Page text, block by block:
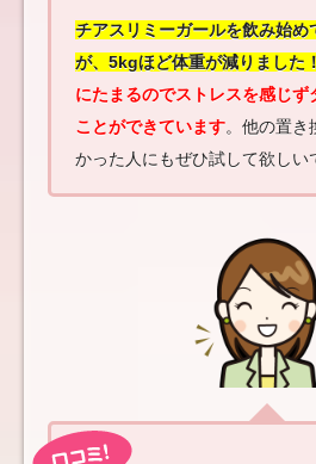
チアスリミーガールを飲み始め
が、5kgほど体重が減りました！
にたまるのでストレスを感じず
ことができています。他の置き
かった人にもぜひ試して欲しい